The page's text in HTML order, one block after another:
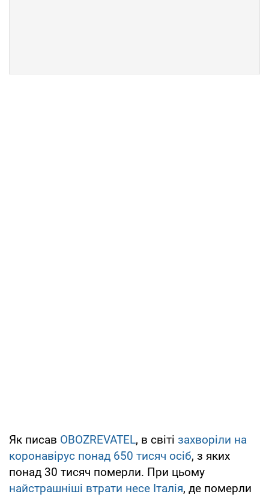
Як писав OBOZREVATEL, в світі захворіли на
коронавірус понад 650 тисяч осіб, з яких
понад 30 тисяч померли. При цьому
найстрашніші втрати несе Італія, де померли